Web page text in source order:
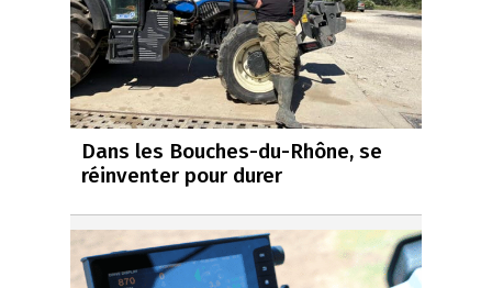
Dans les Bouches-du-Rhône, se
réinventer pour durer